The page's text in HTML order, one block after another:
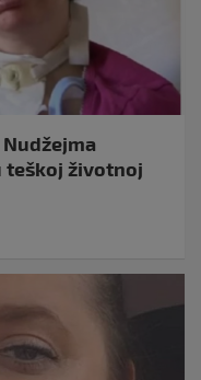
teškoj životnoj